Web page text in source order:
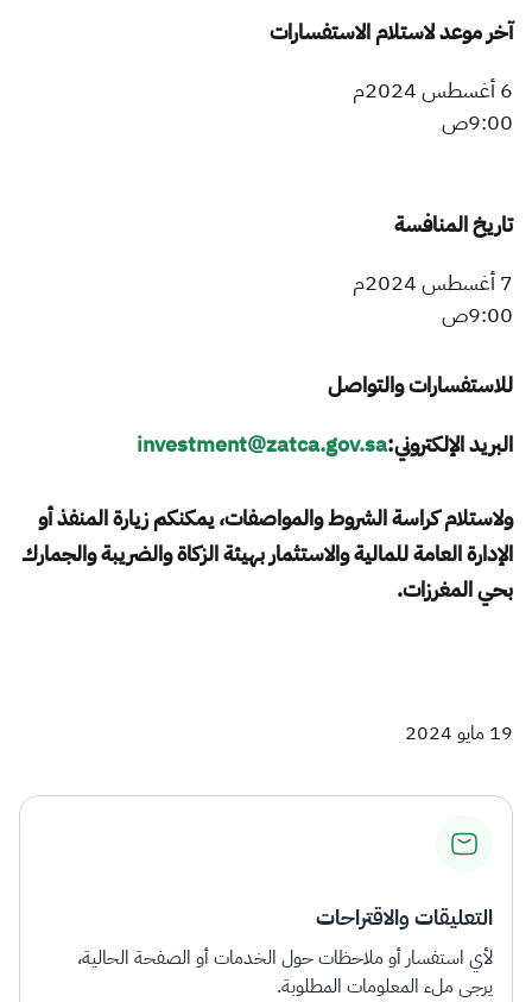
آخر موعد لاستلام الاستفسارات
6 أغسطس 2024م
9:00ص
تاريخ المنافسة
7 أغسطس 2024م
9:00ص​
للاستفسارات والتواصل
البريد الإلكتروني:investment@zatca.gov.sa
ولاستلام كراسة الشروط والمواصفات، يمكنكم زيارة المنفذ أو
الإدارة العامة للمالية والاستثمار بهيئة الزكاة والضريبة والجمارك
بحي المغرزات.​
19 مايو 2024
التعليقات والاقتراحات
لأي استفسار أو ملاحظات حول الخدمات أو الصفحة الحالية،
يرجى ملء المعلومات المطلوبة.